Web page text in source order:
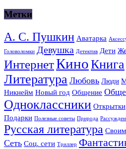
Метки
А. С. Пушкин Аватарка
Головоломки Девушка Детектив Дети
ИнтернетКиноКнига
Литература Любовь Люди
Никнейм Новый год Общение
Одноклассники Открытки
Подарки Полезные советы Природа
Русская литература
Сеть Соц. сети Триллер